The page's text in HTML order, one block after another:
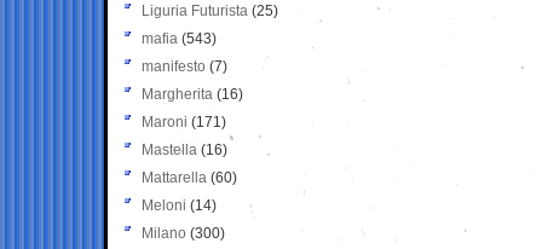
Liguria Futurista (25)
mafia (543)
manifesto (7)
Margherita (16)
Maroni (171)
Mastella (16)
Mattarella (60)
Meloni (14)
Milano (300)